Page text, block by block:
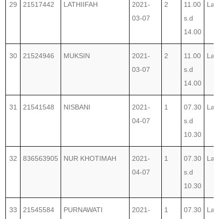
29 21517442 LATHIIFAH
2021-
03-07
2
11.00
s.d
14.00
30 21524946 MUKSIN
2021-
03-07
2
11.00
s.d
14.00
31 21541548 NISBANI
2021-
04-07
1
07.30
s.d
10.30
32 836563905 NUR KHOTIMAH
2021-
04-07
1
07.30
s.d
10.30
33 21545584
PURNAWATI
2021-
1
07.30